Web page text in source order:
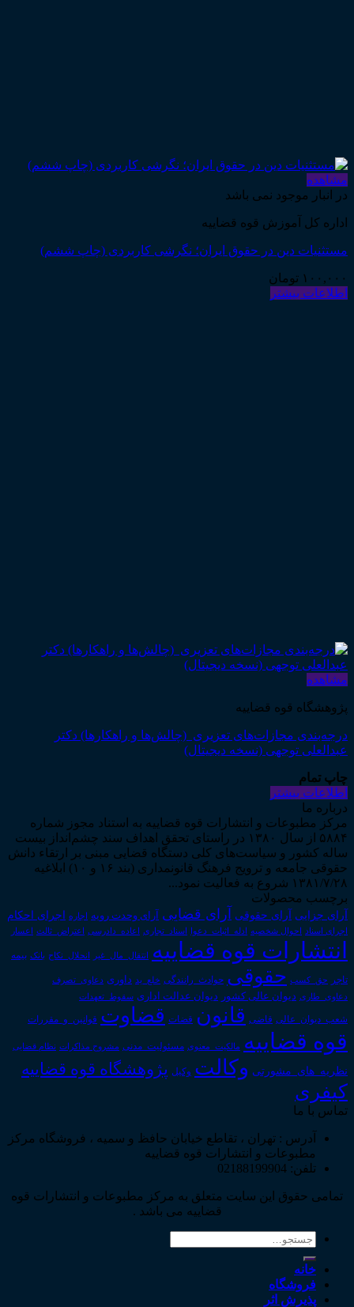
مشاهده
در انبار موجود نمی باشد
اداره کل آموزش قوه قضاییه
مستثنیات دین در حقوق ایران؛ نگرشی کاربردی (چاپ ششم)
۱۰۰,۰۰۰ تومان
اطلاعات بیشتر
مشاهده
پژوهشگاه قوه قضاییه
درجه‌بندی مجازات‌های تعزیری (چالش‌ها و راهکارها) دکتر
عبدالعلی توجهی (نسخه دیجیتال)
چاپ تمام
اطلاعات بیشتر
درباره ما
مرکز مطبوعات و انتشارات قوه قضاییه به استناد مجوز شماره
۵۸۸۴ از سال ۱۳۸۰ در راستای تحقق اهداف سند چشم‌انداز بیست
ساله کشور و سیاست‌های کلی دستگاه قضایی مبنی بر ارتقاء دانش
حقوقی جامعه و ترویج فرهنگ قانونمداری (بند ۱۶ و ۱۰) ابلاغیه
۱۳۸۱/۷/۲۸ شروع به فعالیت نمود...
برچسب محصولات
آرای جزایی آرای حقوقی آرای قضایی آرای وحدت رویه اجاره اجرای احکام
اجرای اسناد احوال شخصیه ادله_اثبات_دعوا اسناد_تجاری اعاده_دادرسی اعتراض_ثالث اعسار
انتشارات قوه قضاییه انتقال_مال_غیر انحلال_نکاح بانک بیمه
تاجر حق_کسب حقوقی حوادث_رانندگی خلع_ید داوری دعاوی_تصرف
دعاوی_طاری دیوان عالی کشور دیوان عدالت اداری سقوط_تعهدات
شعب_دیوان_عالی قاضی قانون قضات قضاوت قوانین_و_مقررات
قوه قضاییه مالکیت_معنوی مسئولیت_مدنی مشروح مذاکرات نظام قضایی
نظریه_های_مشورتی وکالت وکیل پژوهشگاه قوه قضاییه
کیفری
تماس با ما
آدرس : تهران ، تقاطع خیابان حافظ و سمیه ، فروشگاه مرکز
مطبوعات و انتشارات قوه قضاییه
تلفن: 02188199904
تمامی حقوق این سایت متعلق به مرکز مطبوعات و انتشارات قوه
قضاییه می باشد .
جستجو
خانه
فروشگاه
پذیرش اثر